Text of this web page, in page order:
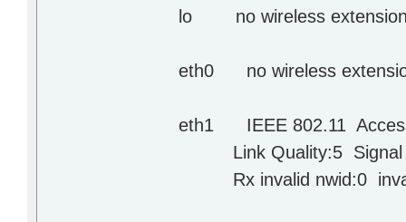
lo no wireless
eth0 no wireless
eth1 IEEE 802.11
Link Quality:5 Signal
Rx invalid nwid:0